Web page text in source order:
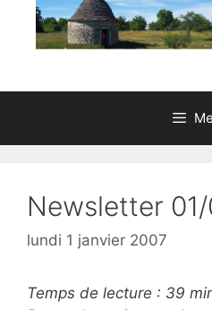
Newsletter 01/
lundi 1 janvier 2007
Temps de lecture : 39